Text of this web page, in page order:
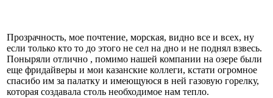
Прозрачность, мое почтение, морская, видно все и всех, ну
если только кто то до этого не сел на дно и не поднял взвесь.
Поныряли отлично , помимо нашей компании на озере были
еще фридайверы и мои казанские коллеги, кстати огромное
спасибо им за палатку и имеющуюся в ней газовую горелку,
которая создавала столь необходимое нам тепло.